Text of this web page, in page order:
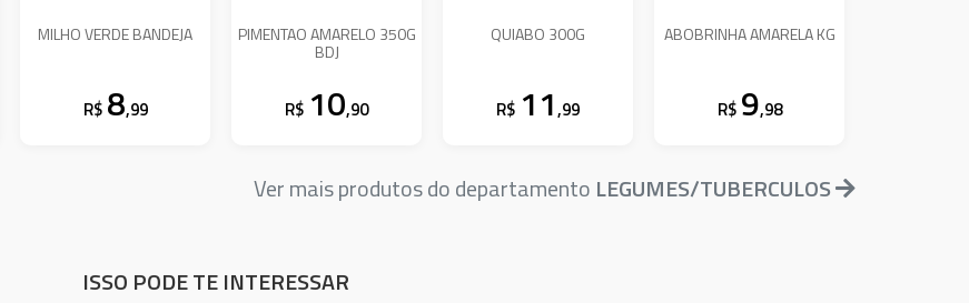
MILHO VERDE BANDEJA
R$ 8,99
PIMENTAO AMARELO 350G
BDJ
R$ 10,90
QUIABO 300G
R$ 11,99
ABOBRINHA AMARELA KG
R$ 9,98
Ver mais produtos do departamento LEGUMES/TUBERCULOS
ISSO PODE TE INTERESSAR